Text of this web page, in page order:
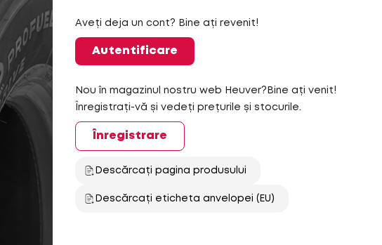
Aveți deja un cont? Bine ați revenit!
Autentificare
Nou în magazinul nostru web Heuver?Bine ați venit!
Înregistrați-vă și vedeți prețurile și stocurile.
Înregistrare
Descărcați pagina produsului
Descărcați eticheta anvelopei (EU)